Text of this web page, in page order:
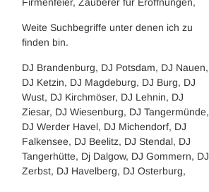
Weite Suchbegriffe unter denen ich zu
finden bin.
DJ Brandenburg, DJ Potsdam, DJ Nauen,
DJ Ketzin, DJ Magdeburg, DJ Burg, DJ
Wust, DJ Kirchmöser, DJ Lehnin, DJ
Ziesar, DJ Wiesenburg, DJ Tangermünde,
DJ Werder Havel, DJ Michendorf, DJ
Falkensee, DJ Beelitz, DJ Stendal, DJ
Tangerhütte, Dj Dalgow, DJ Gommern, DJ
Zerbst, DJ Havelberg, DJ Osterburg,